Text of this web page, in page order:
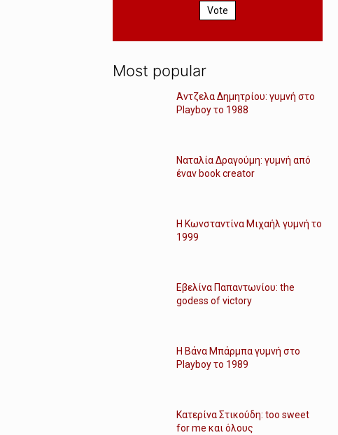
Vote
Most popular
Αντζελα Δημητρίου: γυμνή στο
Playboy το 1988
Ναταλία Δραγούμη: γυμνή από
έναν book creator
Η Κωνσταντίνα Μιχαήλ γυμνή το
1999
Εβελίνα Παπαντωνίου: the
godess of victory
Η Βάνα Μπάρμπα γυμνή στο
Playboy το 1989
Κατερίνα Στικούδη: too sweet
for me και όλους